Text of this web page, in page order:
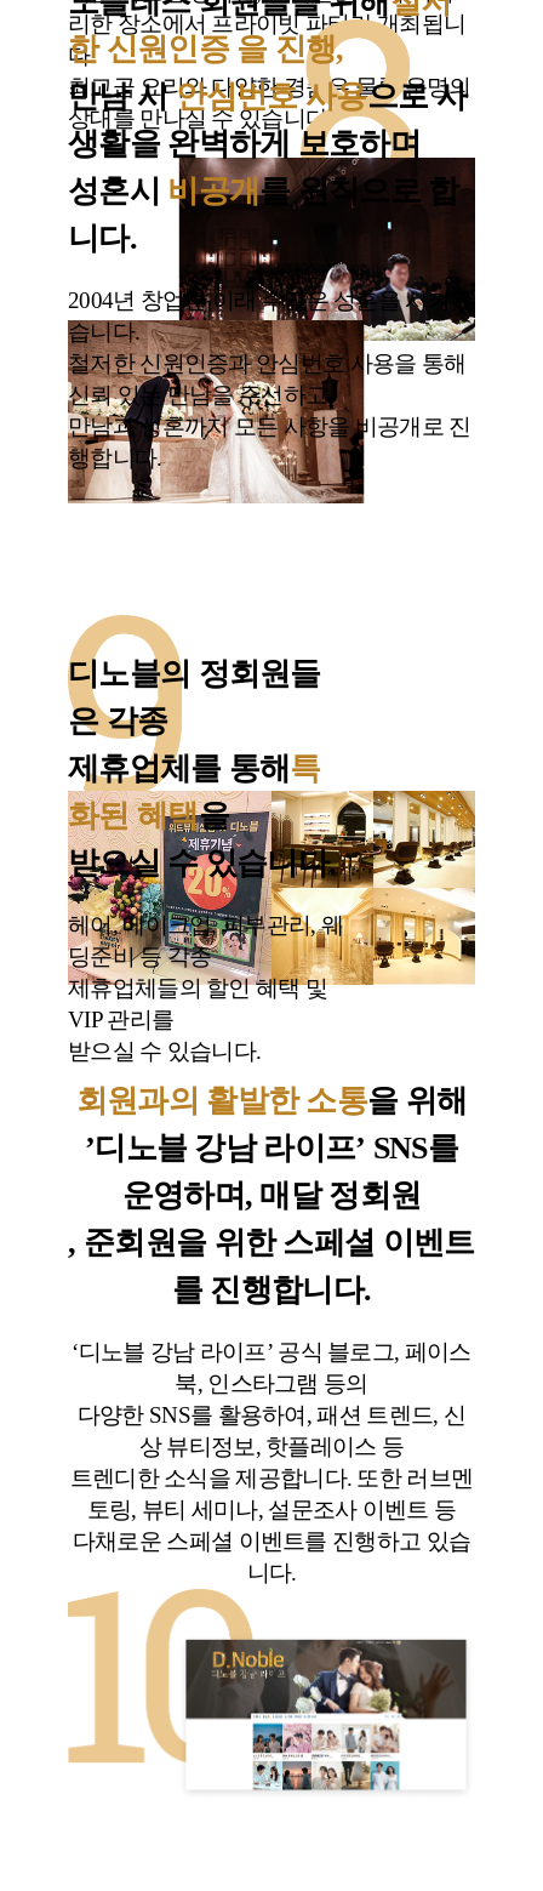
리한 장소에서 프라이빗 파티가 개최됩니
다.
최고급 요리와 다양한 경품은 물론 운명의
상대를 만나실 수 있습니다.
한 신원인증 을 진행,
만남 시안심번호 사용으로 사
생활을 완벽하게 보호하며
성혼시 비공개를 원칙으로 합
니다.
2004년 창업한 이래 수많은 성혼을 시켜왔
습니다.
철저한 신원인증과 안심번호 사용을 통해
신뢰 있는 만남을 주선하고,
만남과 성혼까지 모든 사항을 비공개로 진
행합니다.
디노블의 정회원들
은 각종
제휴업체를 통해 특
화된 혜택을
받으실 수 있습니다.
헤어, 메이크업, 피부관리, 웨
딩준비 등 각종
제휴업체들의 할인 혜택 및
VIP 관리를
받으실 수 있습니다.
회원과의 활발한 소통을 위해
’디노블 강남 라이프’ SNS를
운영하며, 매달 정회원
, 준회원을 위한 스페셜 이벤트
를 진행합니다.
‘디노블 강남 라이프’ 공식 블로그, 페이스
북, 인스타그램 등의
다양한 SNS를 활용하여, 패션 트렌드, 신
상 뷰티정보, 핫플레이스 등
트렌디한 소식을 제공합니다. 또한 러브멘
토링, 뷰티 세미나, 설문조사 이벤트 등
다채로운 스페셜 이벤트를 진행하고 있습
니다.